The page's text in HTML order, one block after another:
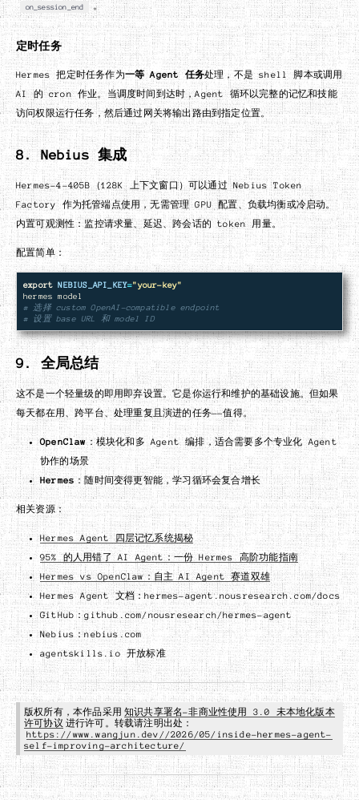
on_session_end 。
定时任务
Hermes 把定时任务作为一等 Agent 任务处理，不是 shell 脚本或调用
AI 的 cron 作业。当调度时间到达时，Agent 循环以完整的记忆和技能
访问权限运行任务，然后通过网关将输出路由到指定位置。
8. Nebius 集成
Hermes-4–405B（128K 上下文窗口）可以通过 Nebius Token
Factory 作为托管端点使用，无需管理 GPU 配置、负载均衡或冷启动。
内置可观测性：监控请求量、延迟、跨会话的 token 用量。
配置简单：
export NEBIUS_API_KEY="your-key"
# 选择 custom OpenAI-compatible endpoint
# 设置 base URL 和 model ID
9. 全局总结
这不是一个轻量级的即用即弃设置。它是你运行和维护的基础设施。但如果
每天都在用、跨平台、处理重复且演进的任务——值得。
OpenClaw：模块化和多 Agent 编排，适合需要多个专业化 Agent
协作的场景
Hermes：随时间变得更智能，学习循环会复合增长
相关资源：
Hermes Agent 四层记忆系统揭秘
95% 的人用错了 AI Agent：一份 Hermes 高阶功能指南
Hermes vs OpenClaw：自主 AI Agent 赛道双雄
Hermes Agent 文档：hermes-agent.nousresearch.com/docs
GitHub：github.com/nousresearch/hermes-agent
Nebius：nebius.com
agentskills.io 开放标准
版权所有，本作品采用 知识共享署名-非商业性使用 3.0 未本地化版本
许可协议 进行许可。转载请注明出处：
https://www.wangjun.dev//2026/05/inside-hermes-agent-
self-improving-architecture/